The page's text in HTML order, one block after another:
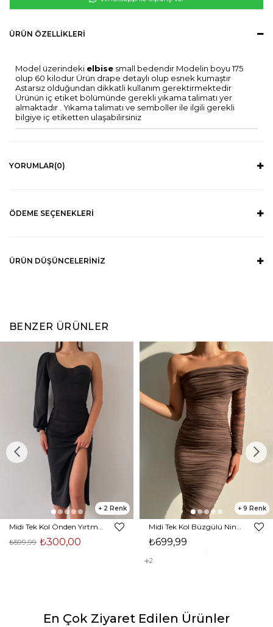
ÜRÜN ÖZELLIKLERI
Model üzerindeki elbise small bedendir Modelin boyu 175
olup 60 kilodur Ürün drape detaylı olup esnek kumaştır
Astarsız olduğundan dikkatli kullanım gerektirmektedir
Ürünün iç etiket bölümünde gerekli yıkama talimatı yer
almaktadır . Yıkama talimatı ve semboller ile ilgili gerekli
bilgiye iç etiketten ulaşabilirsiniz
YORUMLAR(0)
ÖDEME SEÇENEKLERI
ÜRÜN DÜŞÜNCELERINIZ
BENZER ÜRÜNLER
2
Midi Tek Kol Önden Yırtmaçlı Akira Kadın Siyah Elbise 22K000228
₺300,00
₺599,99
9
Midi Tek Kol Büzgülü Ninfe Kadın Vizon Tül Elbise 22K000524
₺699,99
2
En Çok Ziyaret Edilen Ürünler